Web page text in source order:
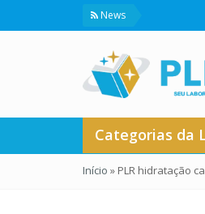
News
Categorias da
Início » PLR hidratação